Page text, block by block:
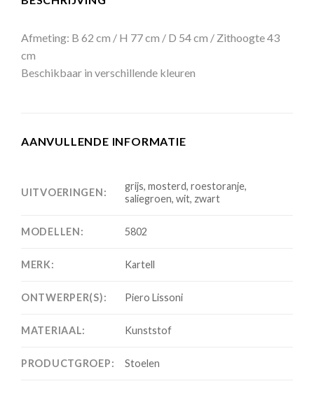
Afmeting: B 62 cm / H 77 cm / D 54 cm / Zithoogte 43
cm
Beschikbaar in verschillende kleuren
AANVULLENDE INFORMATIE
UITVOERINGEN:
grijs, mosterd, roestoranje,
saliegroen, wit, zwart
MODELLEN: 5802
MERK: Kartell
ONTWERPER(S): Piero Lissoni
MATERIAAL: Kunststof
PRODUCTGROEP: Stoelen